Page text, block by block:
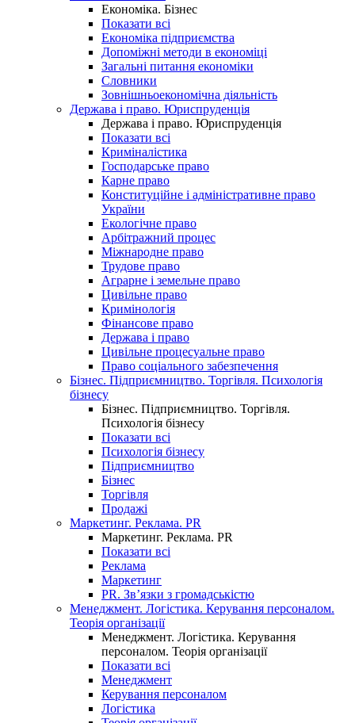
Економіка. Бізнес
Показати всі
Економіка підприємства
Допоміжні методи в економіці
Загальні питання економіки
Словники
Зовнішньоекономічна діяльність
Держава і право. Юриспруденція
Держава і право. Юриспруденція
Показати всі
Криміналістика
Господарське право
Карне право
Конституційне і адміністративне право
України
Екологічне право
Арбітражний процес
Міжнародне право
Трудове право
Аграрне і земельне право
Цивільне право
Кримінологія
Фінансове право
Держава і право
Цивільне процесуальне право
Право соціального забезпечення
Бізнес. Підприємництво. Торгівля. Психологія
бізнесу
Бізнес. Підприємництво. Торгівля.
Психологія бізнесу
Показати всі
Психологія бізнесу
Підприємництво
Бізнес
Торгівля
Продажі
Маркетинг. Реклама. PR
Маркетинг. Реклама. PR
Показати всі
Реклама
Маркетинг
PR. Зв’язки з громадськістю
Менеджмент. Логістика. Керування персоналом.
Теорія організації
Менеджмент. Логістика. Керування
персоналом. Теорія організації
Показати всі
Менеджмент
Керування персоналом
Логістика